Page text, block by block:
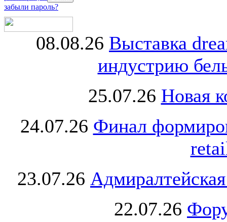
забыли пароль?
08.08.26 Выставка
индустрию
25.07.26 Новая
24.07.26 Финал
23.07.26
22.07.26